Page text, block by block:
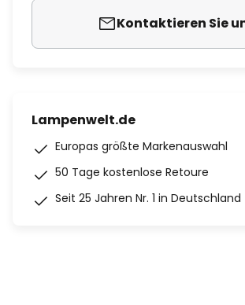
Kontaktieren Sie
Lampenwelt.de
Europas größte Markenauswahl
50 Tage kostenlose Retoure
Seit 25 Jahren Nr. 1 in Deutschland